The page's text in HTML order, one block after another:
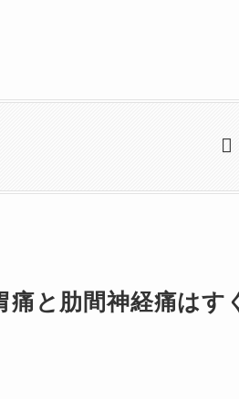
痛と肋間神経痛は